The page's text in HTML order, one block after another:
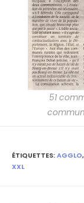
51
ÉTIQUETTES:AGGLO,
XXL